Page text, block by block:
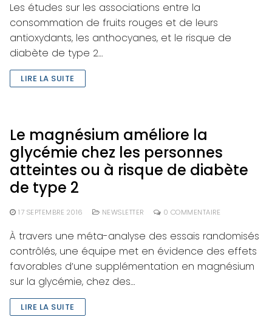
Les études sur les associations entre la
consommation de fruits rouges et de leurs
antioxydants, les anthocyanes, et le risque de
diabète de type 2…
LIRE LA SUITE
Le magnésium améliore la
glycémie chez les personnes
atteintes ou à risque de diabète
de type 2
17 SEPTEMBRE 2016 NEWSLETTER 0 COMMENTAIRE
À travers une méta-analyse des essais randomisés
contrôlés, une équipe met en évidence des effets
favorables d’une supplémentation en magnésium
sur la glycémie, chez des…
LIRE LA SUITE